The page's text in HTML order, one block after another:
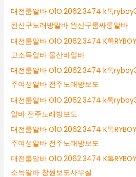
대전룸알바 O1O.2062.3474 k톡
완산구노래방알바 완산구룸싸롱알바
대전룸알바 O1O.2062.3474 K톡
고소득알바 울산바알바
대전룸알바 O1O.2062.3474 k톡
주여성알바 전주노래방보도
대전룸알바 O1O.2062.3474 k톡
알바 전주노래방보도
대전룸알바 O1O.2062.3474 K톡
주여성알바 전주노래방보도
대전룸알바 O1O.2062.3474 K톡
소득알바 창원보도사무실